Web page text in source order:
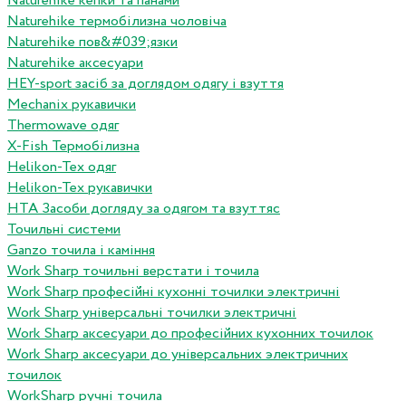
Naturehike термобілизна чоловіча
Naturehike пов&#039;язки
Naturehike аксесуари
HEY-sport засіб за доглядом одягу і взуття
Mechanix рукавички
Thermowave одяг
X-Fish Термобілизна
Helikon-Tex одяг
Helikon-Tex рукавички
HTA Засоби догляду за одягом та взуттяс
Точильні системи
Ganzo точила і каміння
Work Sharp точильні верстати і точила
Work Sharp професiйнi кухоннi точилки электричнi
Work Sharp унiверсальнi точилки электричнi
Work Sharp аксесуари до професiйних кухонних точилок
Work Sharp аксесуари до унiверсальних электричних
точилок
WorkSharp ручні точила